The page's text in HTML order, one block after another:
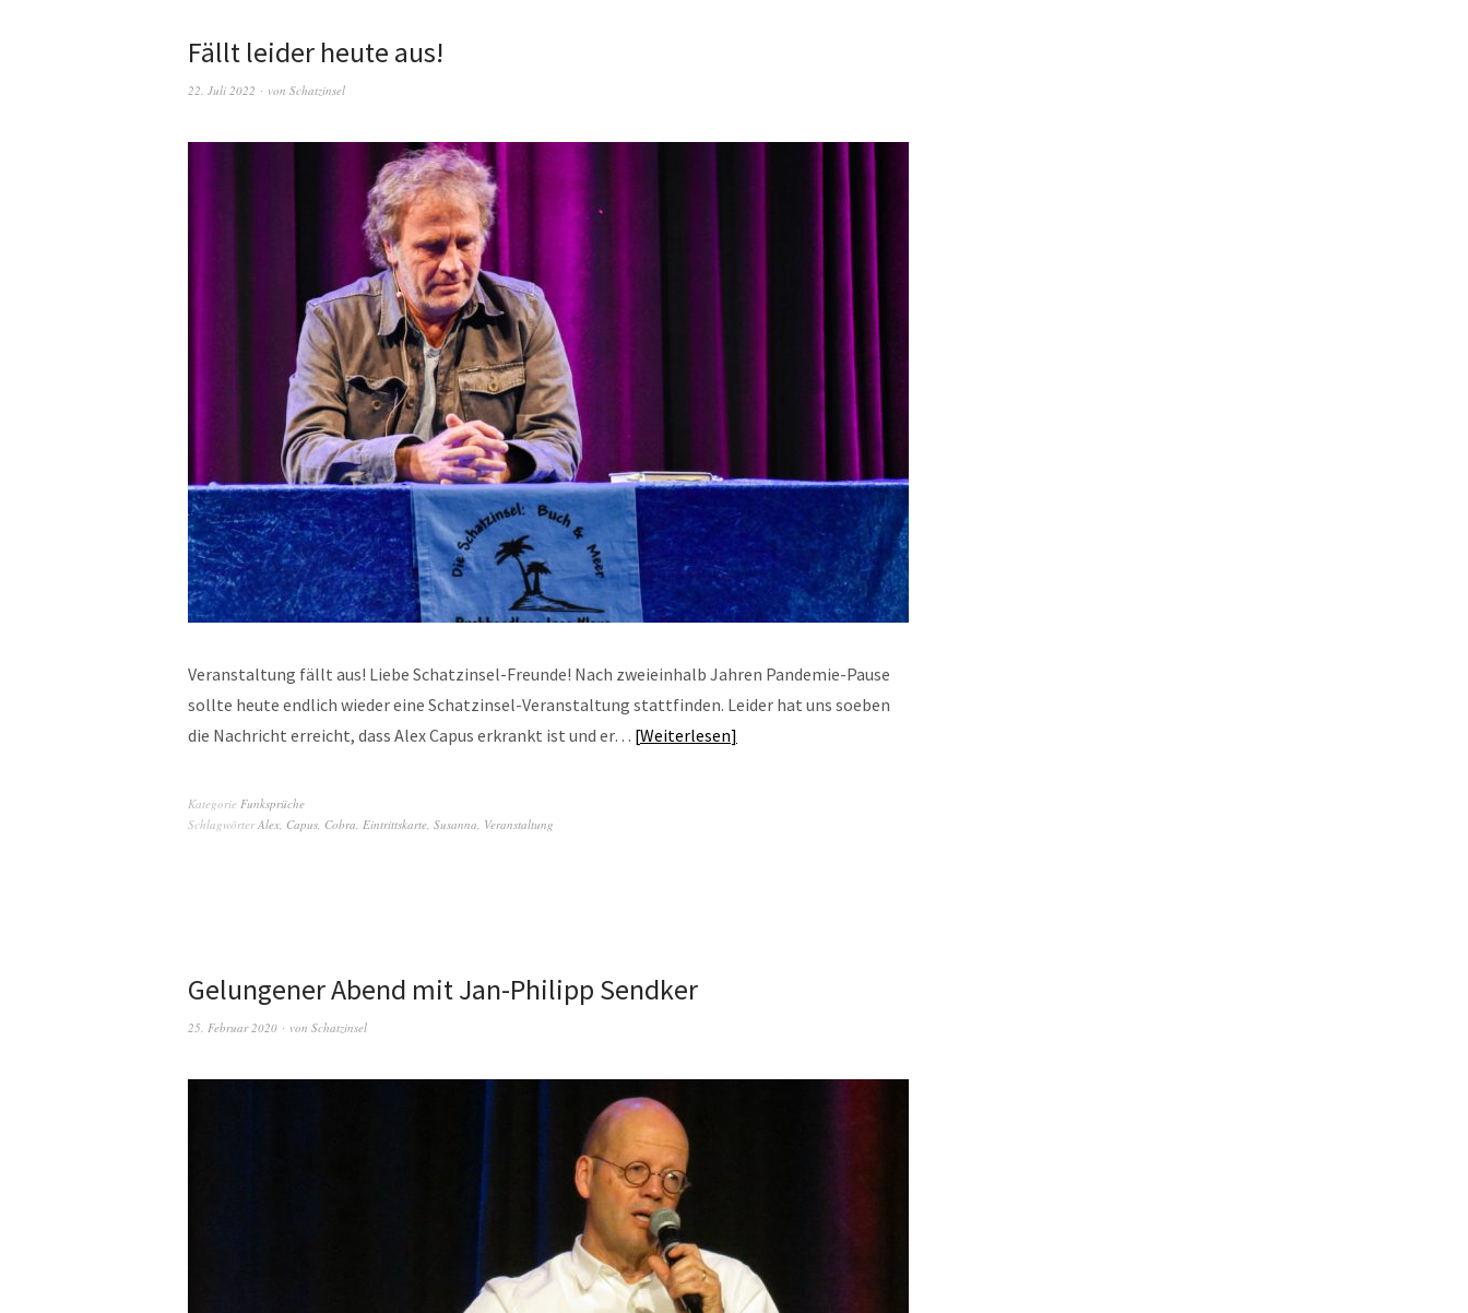
Fällt leider heute aus!
22. Juli 2022 von Schatzinsel
Veranstaltung fällt aus! Liebe Schatzinsel-Freunde! Nach zweieinhalb Jahren Pandemie-Pause
sollte heute endlich wieder eine Schatzinsel-Veranstaltung stattfinden. Leider hat uns soeben
die Nachricht erreicht, dass Alex Capus erkrankt ist und er… Weiterlesen
Kategorie Funksprüche
SchlagwörterAlex, Capus, Cobra, Eintrittskarte, Susanna, Veranstaltung
Gelungener Abend mit Jan-Philipp Sendker
25. Februar 2020 von Schatzinsel